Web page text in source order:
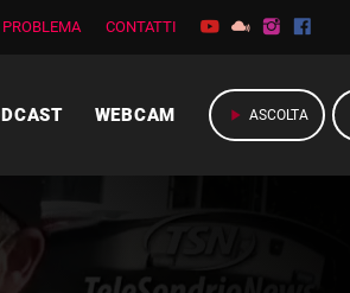
CONTATTI
WEBCAM play_arrow ASCOLTA